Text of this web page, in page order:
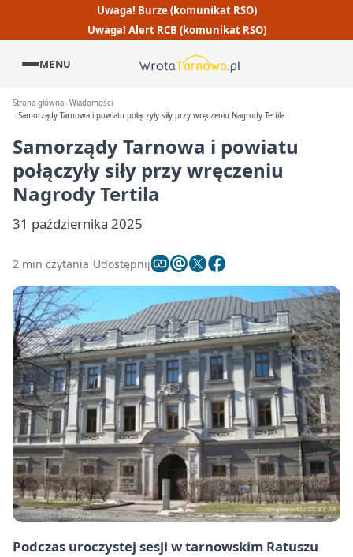
Uwaga! Burze (komunikat RSO)
Uwaga! Alert RCB (komunikat RSO)
MENU
Strona główna Wiadomości
Samorządy Tarnowa i powiatu połączyły siły przy wręczeniu Nagrody Tertila
Samorządy Tarnowa i powiatu
połączyły siły przy wręczeniu
Nagrody Tertila
31 października 2025
2 min czytania Udostępnij
Podczas uroczystej sesji w tarnowskim Ratuszu